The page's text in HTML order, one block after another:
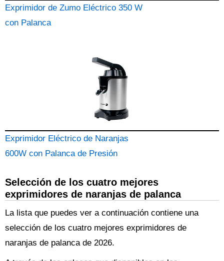
Exprimidor de Zumo Eléctrico 350 W
con Palanca
Exprimidor Eléctrico de Naranjas
600W con Palanca de Presión
Selección de los cuatro mejores
exprimidores de naranjas de palanca
La lista que puedes ver a continuación contiene una
selección de los cuatro mejores exprimidores de
naranjas de palanca de 2026.